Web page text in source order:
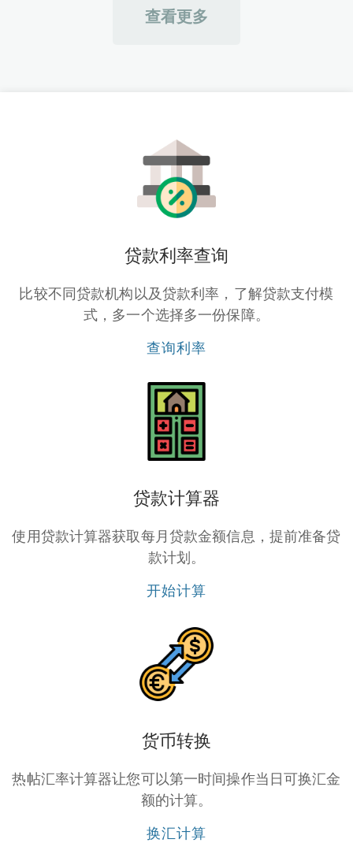
查看更多
贷款利率查询
比较不同贷款机构以及贷款利率，了解贷款支付模
式，多一个选择多一份保障。
查询利率
贷款计算器
使用贷款计算器获取每月贷款金额信息，提前准备贷
款计划。
开始计算
货币转换
热帖汇率计算器让您可以第一时间操作当日可换汇金
额的计算。
换汇计算